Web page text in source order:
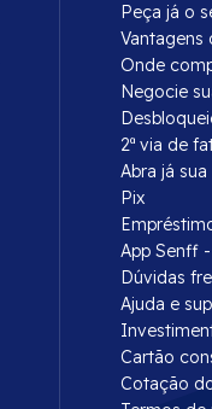
Peça já o
Vantagens
Onde
Negocie
2ª via de
Abra já
Pix
App Senff
Dúvidas
Ajuda e
Cartão
Cotação